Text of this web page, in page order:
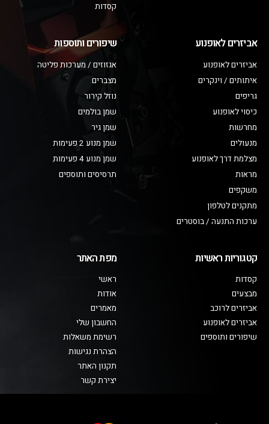
קסדות
אביזרים לאופנוע
אביזרים לאופנוע
איתותים / וינקרים
גריפים
כיסוי לאופנוע
מחרשות
מנעולים
מצלמת דרך לאופנוע
מראות
משקפים
מתקנים לטלפון
ערכות התנעה / בוסטרים
שיפורים ותוספות
אגזוזים / מערכות פליטה
מצברים
נוזל קירור
שמן בולמים
שמן גיר
שמן מנוע 2 פעימות
שמן מנוע 4 פעימות
תרסיסים ותוספים
קטגוריות ראשיות
קסדות
מבצעים
אביזרים לרוכב
אביזרים לאופנוע
שיפורים ותוספים
מפת האתר
ראשי
אודות
מאמרים
החשבון שלי
רשימת משאלות
הצהרת נגישות
תקנון האתר
יצירת קשר